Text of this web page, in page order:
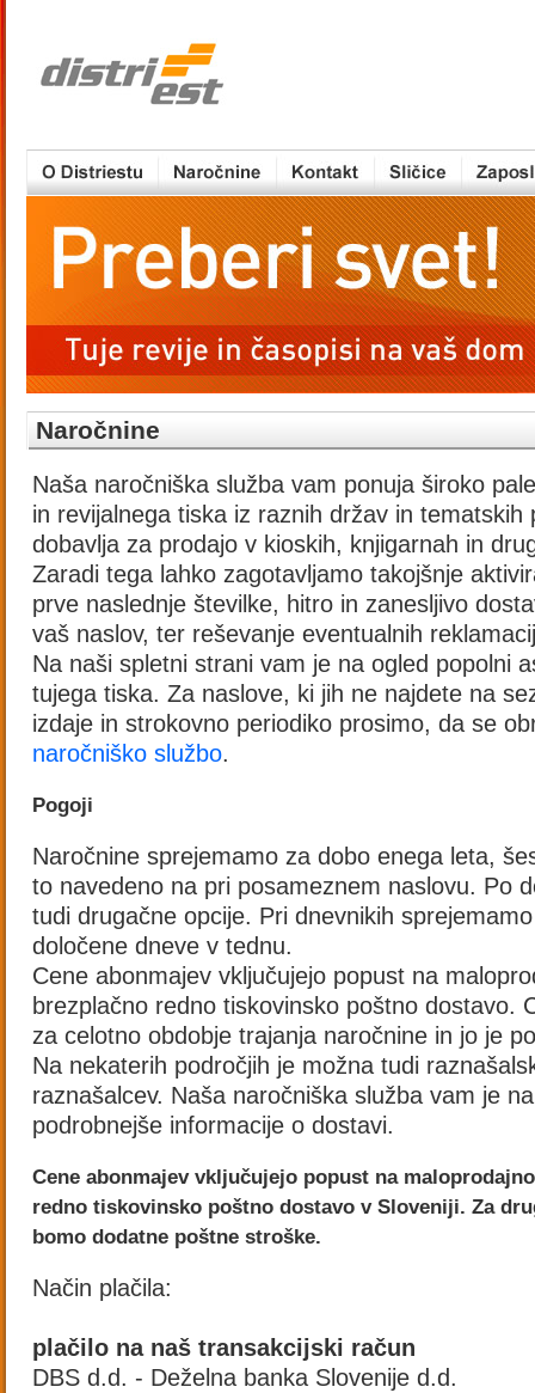
Naročnine
Naša naročniška služba vam ponuja široko
in revijalnega tiska iz raznih držav in tematskih
dobavlja za prodajo v kioskih, knjigarnah in
Zaradi tega lahko zagotavljamo takojšnje
prve naslednje številke, hitro in zanesljivo
vaš naslov, ter reševanje eventualnih
Na naši spletni strani vam je na ogled popolni
tujega tiska. Za naslove, ki jih ne najdete na
izdaje in strokovno periodiko prosimo, da se
naročniško službo.
Pogoji
Naročnine sprejemamo za dobo enega leta,
to navedeno na pri posameznem naslovu. Po
tudi drugačne opcije. Pri dnevnikih
določene dneve v tednu.
Cene abonmajev vključujejo popust na
brezplačno redno tiskovinsko poštno dostavo.
za celotno obdobje trajanja naročnine in jo je
Na nekaterih področjih je možna tudi
raznašalcev. Naša naročniška služba vam je
podrobnejše informacije o dostavi.
Cene abonmajev vključujejo popust na
redno tiskovinsko poštno dostavo v Sloveniji. Za
bomo dodatne poštne stroške.
Način plačila:
plačilo na naš transakcijski račun
DBS d.d. - Deželna banka Slovenije d.d.